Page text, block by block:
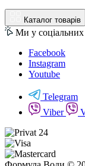
Каталог товарів
Ми у
Facebook
Instagram
Youtube
Telegram
Viber